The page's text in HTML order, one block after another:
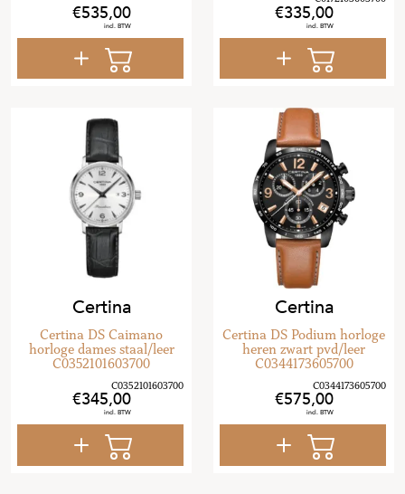
535,00 335,00
Certina
Certina DS Caimano
horloge dames staal/leer
C0352101603700
345,00
Certina
Certina DS Podium horloge
heren zwart pvd/leer
C0344173605700
575,00